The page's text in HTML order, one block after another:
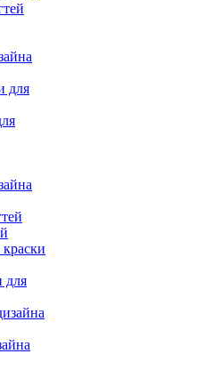
для